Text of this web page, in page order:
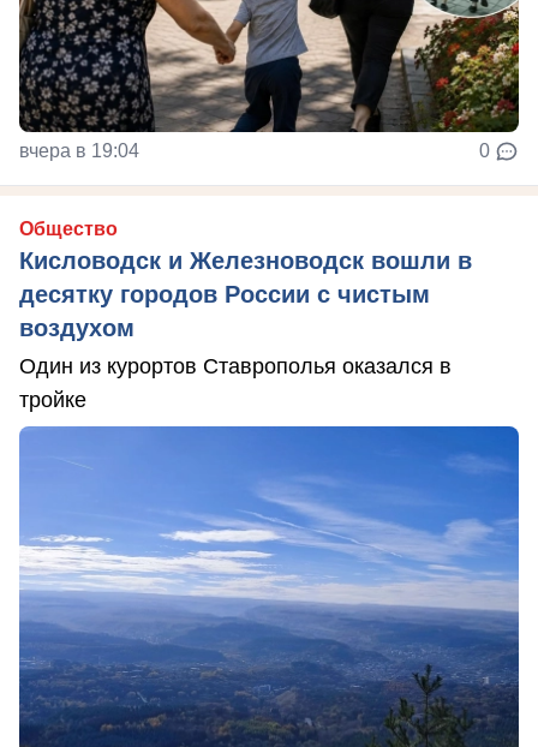
вчера в 19:04 0
Общество
Кисловодск и Железноводск вошли в
десятку городов России с чистым
воздухом
Один из курортов Ставрополья оказался в
тройке